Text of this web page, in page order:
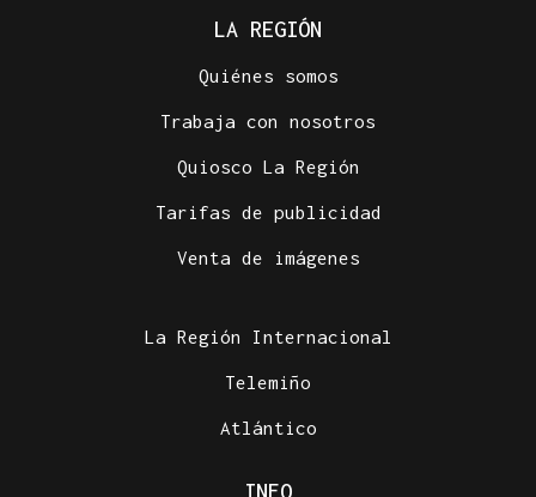
LA REGIÓN
Quiénes somos
Trabaja con nosotros
Quiosco La Región
Tarifas de publicidad
Venta de imágenes
La Región Internacional
Telemiño
Atlántico